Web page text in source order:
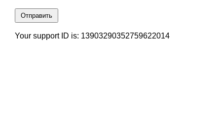
Отправить
Your support ID is: 13903290352759622014